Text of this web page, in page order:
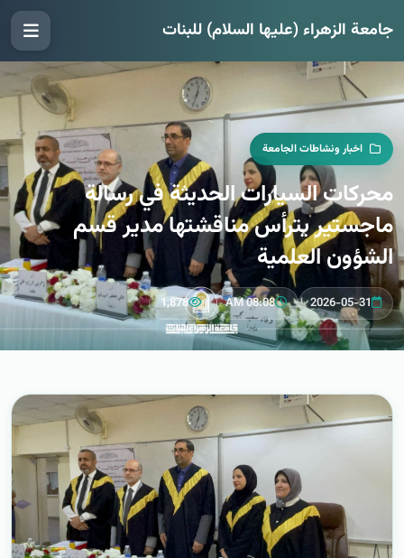
جامعة الزهراء (عليها السلام) للبنات
اخبار ونشاطات الجامعة
محركات السيارات الحديثة في رسالة
ماجستير يترأس مناقشتها مدير قسم
الشؤون العلمية
2026-05-31
08:08 AM
1,878